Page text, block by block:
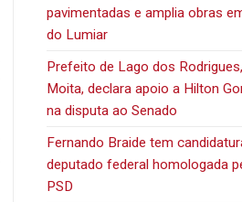
pavimentadas e amplia obras
do Lumiar
Prefeito de Lago dos
Moita, declara apoio a Hilton
na disputa ao Senado
Fernando Braide tem
deputado federal homologada
PSD